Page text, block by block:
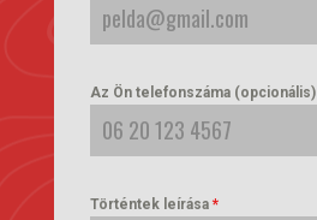
Az Ön telefonszáma (opcionális)
Történtek leírása *